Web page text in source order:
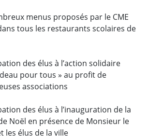
menus proposés par le CME
tous les restaurants scolaires de
des élus à l’action solidaire
pour tous » au profit de
associations
des élus à l’inauguration de la
Noël en présence de Monsieur le
les élus de la ville